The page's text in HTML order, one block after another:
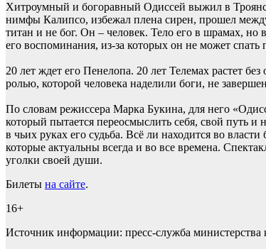
Хитроумный и богоравный Одиссей выжил в
нимфы Калипсо, избежал плена сирен, прошел
титан и не бог. Он – человек. Тело его в шрамах,
его воспоминания, из-за которых он не может спать
20 лет ждет его Пенелопа. 20 лет Телемах растет
ролью, которой человека наделили боги, не
По словам режиссера Марка Букина, для него
который пытается переосмыслить себя, свой путь и
в чьих руках его судьба. Всё ли находится во
которые актуальны всегда и во все времена.
уголки своей души.
Билеты на сайте.
16+
Источник информации: пресс-служба министерства